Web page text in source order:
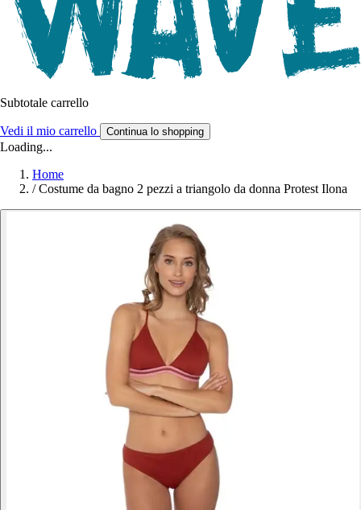
Subtotale carrello
Vedi il mio carrello Continua lo shopping
Loading...
Home
/ Costume da bagno 2 pezzi a triangolo da donna Protest Ilona